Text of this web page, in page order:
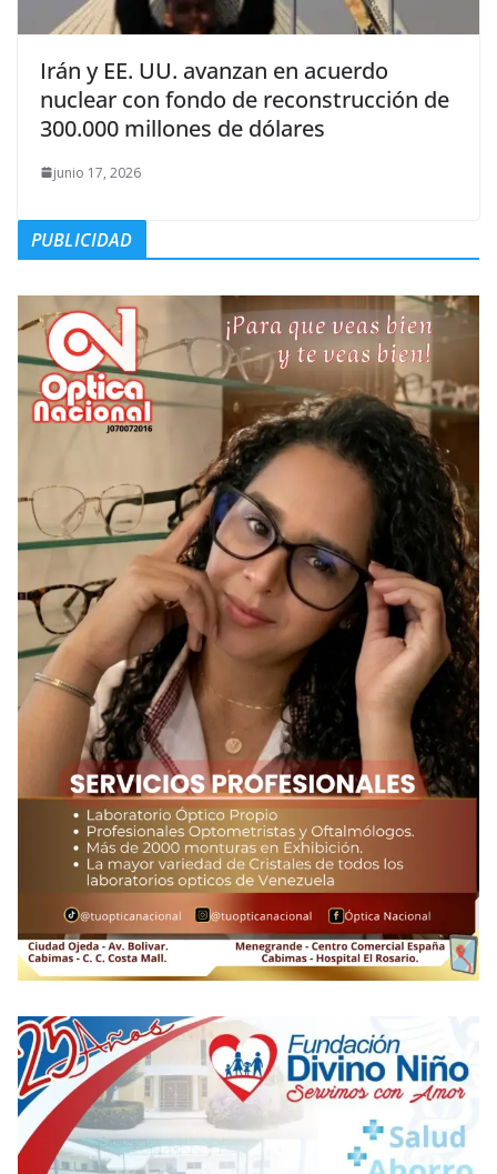
Irán y EE. UU. avanzan en acuerdo
nuclear con fondo de reconstrucción de
300.000 millones de dólares
junio 17, 2026
PUBLICIDAD